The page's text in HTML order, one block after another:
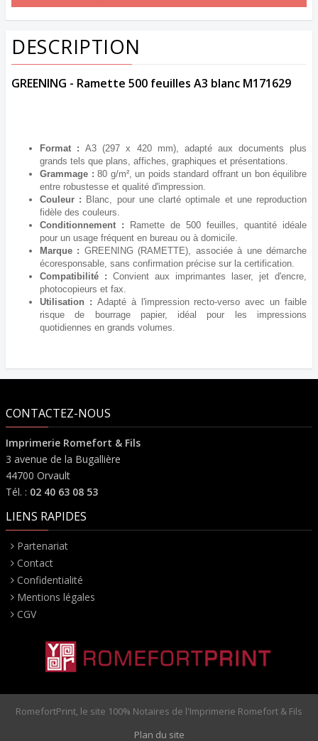
DESCRIPTION
GREENING - Ramette 500 feuilles A3 blanc M171629
Format : A3 (297 x 420 mm), adapté aux documents plus
grands tels que plans, affiches, graphiques et présentations.
Grammage : 80 g/m², un poids standard offrant un bon équilibre
entre robustesse et qualité d'impression.
Couleur : Blanc, pour une clarté optimale et une reproduction
fidèle des couleurs.
Conditionnement : Ramette de 500 feuilles, quantité idéale
pour un usage fréquent en bureau ou à domicile.
Marque : GREENING (RAMETTE), associée à une démarche
écoresponsable, sans confirmation précise sur la certification.
Compatibilité : Convient aux imprimantes laser, jet d'encre,
photocopieurs et fax.
Utilisation : Adapté à l'impression recto-verso avec un faible
risque de bourrage papier, idéal pour les impressions
quotidiennes en grands volumes.
CONTACTEZ-NOUS
Imprimerie Romefort & Fils
3 avenue de la Bugallière
44700 Orvault
Tél. : 02 40 63 08 53
LIENS RAPIDES
Partenariat
Contact
Confidentialité
Mentions légales
CGV
RomefortPrint, le site 100% Notaires de l'Imprimerie Romefort & Fils
Plan du site